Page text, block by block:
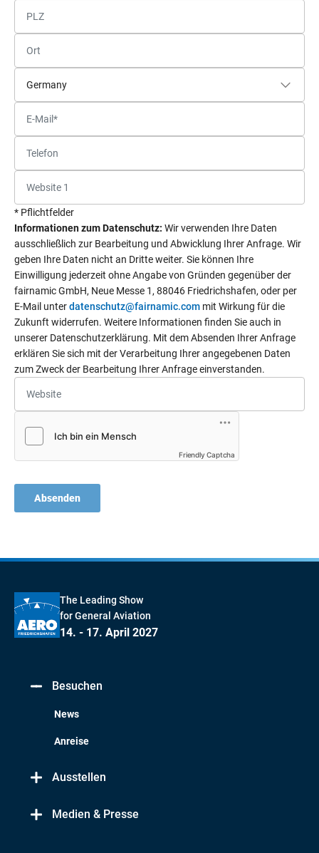
* Pflichtfelder
Informationen zum Datenschutz: Wir verwenden Ihre Daten
ausschließlich zur Bearbeitung und Abwicklung Ihrer Anfrage. Wir
geben Ihre Daten nicht an Dritte weiter. Sie können Ihre
Einwilligung jederzeit ohne Angabe von Gründen gegenüber der
fairnamic GmbH, Neue Messe 1, 88046 Friedrichshafen, oder per
E-Mail unterdatenschutz@fairnamic.com mit Wirkung für die
Zukunft widerrufen. Weitere Informationen finden Sie auch in
unserer Datenschutzerklärung. Mit dem Absenden Ihrer Anfrage
erklären Sie sich mit der Verarbeitung Ihrer angegebenen Daten
zum Zweck der Bearbeitung Ihrer Anfrage einverstanden.
Friendly Captcha
Absenden
The Leading Show
for General Aviation
14. - 17. April 2027
Besuchen
News
Anreise
Ausstellen
Medien & Presse